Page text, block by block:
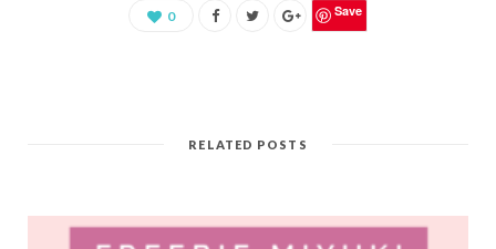
0 Save
RELATED POSTS